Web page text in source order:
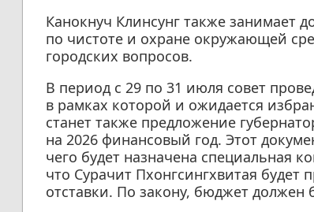
Канокнуч Клинсунг также занимает
по чистоте и охране окружающей
городских вопросов.
В период с 29 по 31 июля совет
в рамках которой и ожидается
станет также предложение
на 2026 финансовый год. Этот
чего будет назначена специальная
что Сурачит Пхонгсингхвитая будет
отставки. По закону, бюджет должен